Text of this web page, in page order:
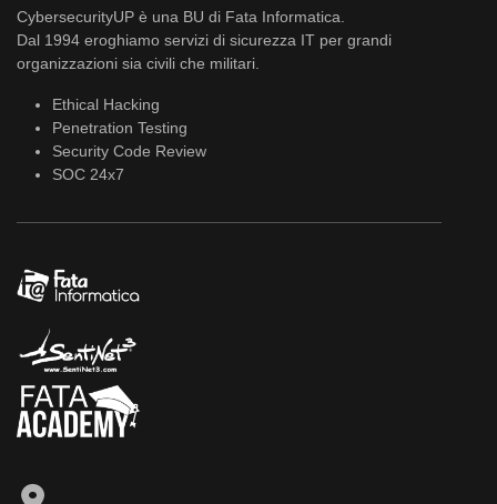
CybersecurityUP è una BU di Fata Informatica.
Dal 1994 eroghiamo servizi di sicurezza IT per grandi
organizzazioni sia civili che militari.
Ethical Hacking
Penetration Testing
Security Code Review
SOC 24x7